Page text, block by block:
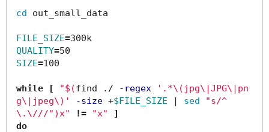
cd out_small_data
FILE_SIZE=
QUALITY=
SIZE=100
while [ "$(find ./ -regex
'.*\(jpg\|JPG\|pn
g\|jpeg\)'
-size +$FILE_SIZE | sed
"s/^
\.\///" )x" != "x"
]
do